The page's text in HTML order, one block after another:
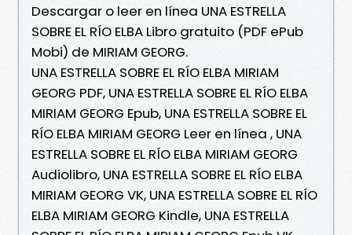
Descargar o leer en línea UNA ESTRELLA
SOBRE EL RÍO ELBA Libro gratuito (PDF ePub
Mobi) de MIRIAM GEORG.
UNA ESTRELLA SOBRE EL RÍO ELBA MIRIAM
GEORG PDF, UNA ESTRELLA SOBRE EL RÍO ELBA
MIRIAM GEORG Epub, UNA ESTRELLA SOBRE EL
RÍO ELBA MIRIAM GEORG Leer en línea , UNA
ESTRELLA SOBRE EL RÍO ELBA MIRIAM GEORG
Audiolibro, UNA ESTRELLA SOBRE EL RÍO ELBA
MIRIAM GEORG VK, UNA ESTRELLA SOBRE EL RÍO
ELBA MIRIAM GEORG Kindle, UNA ESTRELLA